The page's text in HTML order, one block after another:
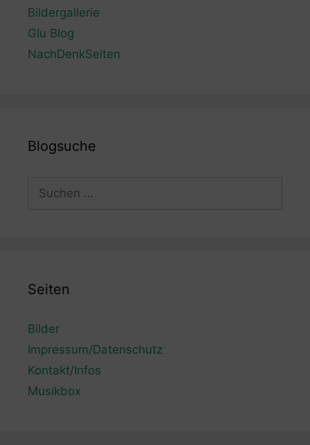
Bildergallerie
Glu Blog
NachDenkSeiten
Blogsuche
Seiten
Bilder
Impressum/Datenschutz
Kontakt/Infos
Musikbox